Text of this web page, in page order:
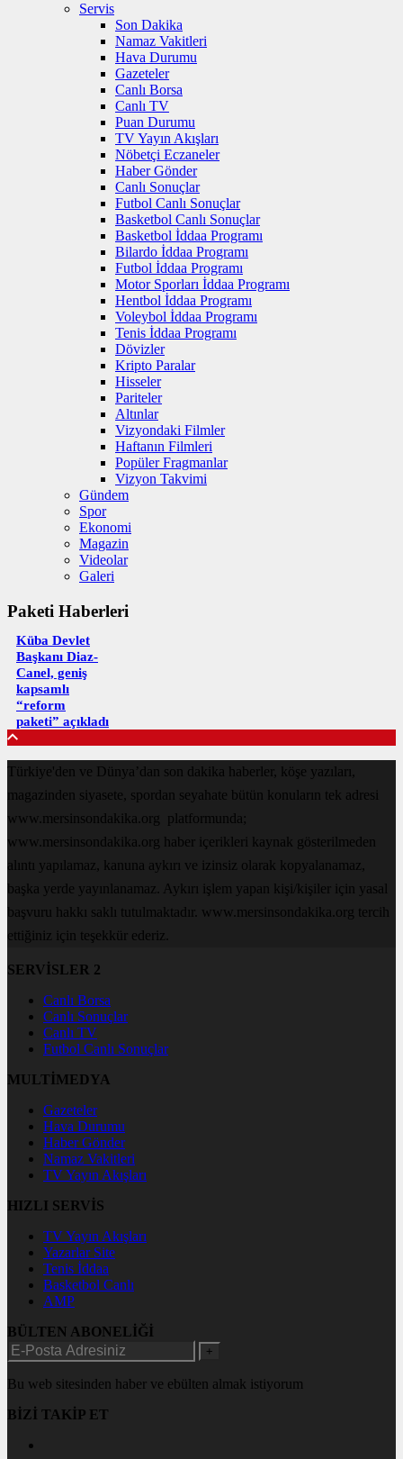
Servis
Son Dakika
Namaz Vakitleri
Hava Durumu
Gazeteler
Canlı Borsa
Canlı TV
Puan Durumu
TV Yayın Akışları
Nöbetçi Eczaneler
Haber Gönder
Canlı Sonuçlar
Futbol Canlı Sonuçlar
Basketbol Canlı Sonuçlar
Basketbol İddaa Programı
Bilardo İddaa Programı
Futbol İddaa Programı
Motor Sporları İddaa Programı
Hentbol İddaa Programı
Voleybol İddaa Programı
Tenis İddaa Programı
Dövizler
Kripto Paralar
Hisseler
Pariteler
Altınlar
Vizyondaki Filmler
Haftanın Filmleri
Popüler Fragmanlar
Vizyon Takvimi
Gündem
Spor
Ekonomi
Magazin
Videolar
Galeri
Paketi Haberleri
Küba Devlet
Başkanı Diaz-
Canel, geniş
kapsamlı
“reform
paketi” açıkladı
Türkiye'den ve Dünya’dan son dakika haberler, köşe yazıları,
magazinden siyasete, spordan seyahate bütün konuların tek adresi
www.mersinsondakika.org platformunda;
www.mersinsondakika.org haber içerikleri kaynak gösterilmeden
alıntı yapılamaz, kanuna aykırı ve izinsiz olarak kopyalanamaz,
başka yerde yayınlanamaz. Aykırı işlem yapan kişi/kişiler için yasal
başvuru hakkı saklı tutulmaktadır. www.mersinsondakika.org tercih
ettiğiniz için teşekkür ederiz.
SERVİSLER 2
Canlı Borsa
Canlı Sonuçlar
Canlı TV
Futbol Canlı Sonuçlar
MULTİMEDYA
Gazeteler
Hava Durumu
Haber Gönder
Namaz Vakitleri
TV Yayın Akışları
HIZLI SERVİS
TV Yayın Akışları
Yazarlar Site
Tenis İddaa
Basketbol Canlı
AMP
BÜLTEN ABONELİĞİ
+
Bu web sitesinden haber ve ebülten almak istiyorum
BİZİ TAKİP ET